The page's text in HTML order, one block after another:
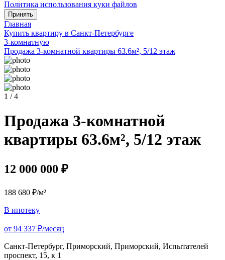
Политика использования куки файлов
Принять
Главная
Купить квартиру в Санкт-Петербурге
3-комнатную
Продажа 3-комнатной квартиры 63.6м², 5/12 этаж
1 / 4
Продажа 3-комнатной
квартиры 63.6м², 5/12 этаж
12 000 000 ₽
188 680 ₽/м²
В ипотеку
от 94 337 ₽/месяц
Санкт-Петербург, Приморский, Приморский, Испытателей
проспект, 15, к 1